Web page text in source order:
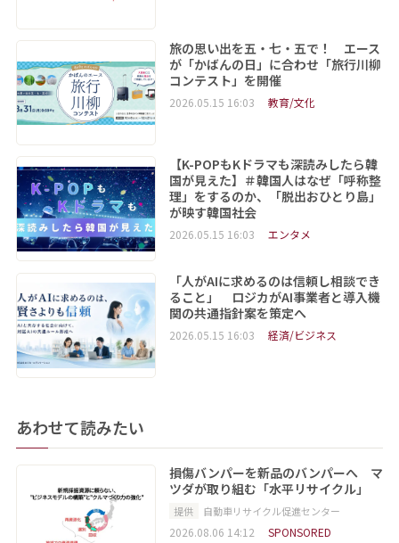
旅の思い出を五・七・五で！ エース
が「かばんの日」に合わせ「旅行川柳
コンテスト」を開催
2026.05.15 16:03 教育/文化
【K-POPもKドラマも深読みしたら韓
国が見えた】＃韓国人はなぜ「呼称整
理」をするのか、「脱出おひとり島」
が映す韓国社会
2026.05.15 16:03 エンタメ
「人がAIに求めるのは信頼し相談でき
ること」 ロジカがAI事業者と導入機
関の共通指針案を策定へ
2026.05.15 16:03 経済/ビジネス
あわせて読みたい
損傷バンパーを新品のバンパーへ マ
ツダが取り組む「水平リサイクル」
提供 自動車リサイクル促進センター
2026.08.06 14:12 SPONSORED